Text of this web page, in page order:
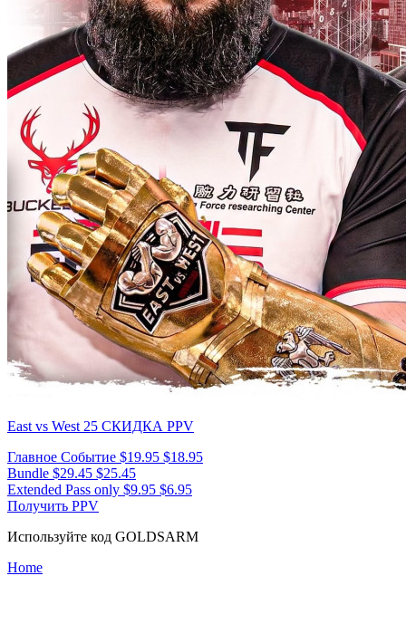
East vs West 25 СКИДКА PPV
Главное Событие $19.95 $18.95
Bundle $29.45 $25.45
Extended Pass only $9.95 $6.95
Получить PPV
Используйте код GOLDSARM
Home